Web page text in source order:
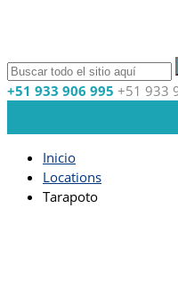
+51 933 906 995 +51 933
Inicio
Locations
Tarapoto